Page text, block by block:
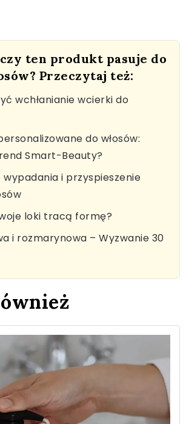
ten produkt pasuje do
Przeczytaj też:
wchłanianie wcierki do
do włosów:
Smart-Beauty?
wypadania i przyspieszenie
loki tracą formę?
i rozmarynowa – Wyzwanie 30